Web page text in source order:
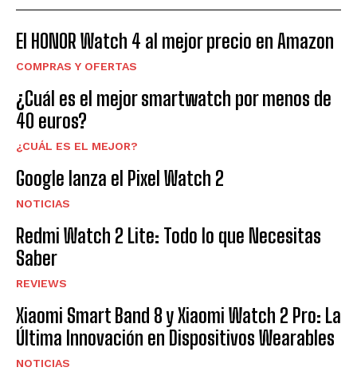
El HONOR Watch 4 al mejor precio en Amazon
COMPRAS Y OFERTAS
¿Cuál es el mejor smartwatch por menos de
40 euros?
¿CUÁL ES EL MEJOR?
Google lanza el Pixel Watch 2
NOTICIAS
Redmi Watch 2 Lite: Todo lo que Necesitas
Saber
REVIEWS
Xiaomi Smart Band 8 y Xiaomi Watch 2 Pro: La
Última Innovación en Dispositivos Wearables
NOTICIAS